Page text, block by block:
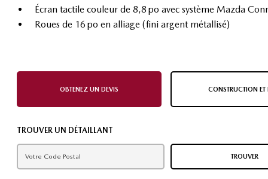
Écran tactile couleur de 8,8 po avec système Mazda
Roues de 16 po en alliage (fini argent métallisé)
OBTENEZ UN DEVIS CONSTRUCTION ET
TROUVER UN DÉTAILLANT
TROUVER